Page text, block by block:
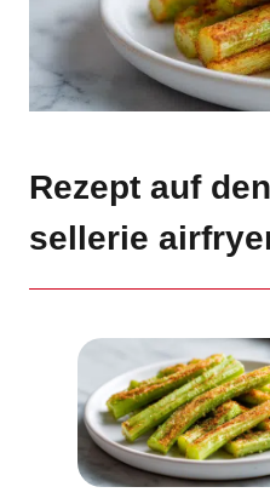
Rezept auf
sellerie